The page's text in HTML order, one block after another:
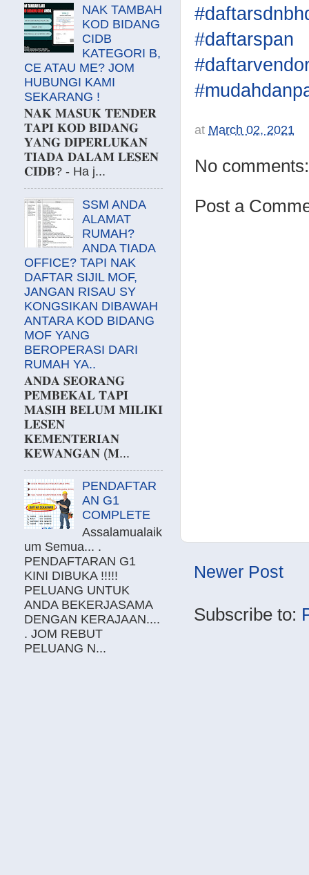
#daftarspan
at March 02, 2021
No comments:
Post a
Newer Post
Subscribe to:
NAK TAMBAH
KOD BIDANG
CIDB
KATEGORI B,
CE ATAU ME? JOM
HUBUNGI KAMI
SEKARANG !
𝐍𝐀𝐊 𝐌𝐀𝐒𝐔𝐊 𝐓𝐄𝐍𝐃𝐄𝐑
𝐓𝐀𝐏𝐈 𝐊𝐎𝐃 𝐁𝐈𝐃𝐀𝐍𝐆
𝐘𝐀𝐍𝐆 𝐃𝐈𝐏𝐄𝐑𝐋𝐔𝐊𝐀𝐍
𝐓𝐈𝐀𝐃𝐀 𝐃𝐀𝐋𝐀𝐌 𝐋𝐄𝐒𝐄𝐍
𝐂𝐈𝐃𝐁? - Ha j...
SSM ANDA
ALAMAT
RUMAH?
ANDA TIADA
OFFICE? TAPI NAK
DAFTAR SIJIL MOF,
JANGAN RISAU SY
KONGSIKAN DIBAWAH
ANTARA KOD BIDANG
MOF YANG
BEROPERASI DARI
RUMAH YA..
𝐀𝐍𝐃𝐀 𝐒𝐄𝐎𝐑𝐀𝐍𝐆
𝐏𝐄𝐌𝐁𝐄𝐊𝐀𝐋 𝐓𝐀𝐏𝐈
𝐌𝐀𝐒𝐈𝐇 𝐁𝐄𝐋𝐔𝐌 𝐌𝐈𝐋𝐈𝐊𝐈
𝐋𝐄𝐒𝐄𝐍
𝐊𝐄𝐌𝐄𝐍𝐓𝐄𝐑𝐈𝐀𝐍
𝐊𝐄𝐖𝐀𝐍𝐆𝐀𝐍 (𝐌...
PENDAFTAR
AN G1
COMPLETE
Assalamualaik
um Semua... .
PENDAFTARAN G1
KINI DIBUKA !!!!!
PELUANG UNTUK
ANDA BEKERJASAMA
DENGAN KERAJAAN....
. JOM REBUT
PELUANG N...